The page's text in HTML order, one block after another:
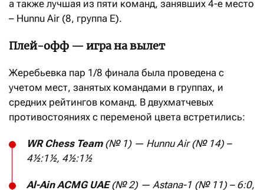
а также лучшая из пяти команд, занявших 4-е место
– Hunnu Air (8, группа E).
Плей-офф — игра на вылет
Жеребьевка пар 1/8 финала была проведена с
учетом мест, занятых командами в группах, и
средних рейтингов команд. В двухматчевых
противостояниях с переменой цвета встретились:
WR Chess Team(№ 1) — Hunnu Air (№ 14) –
4½:1½, 4½:1½
Al-Ain ACMG UAE(№ 2) — Astana-1 (№ 11) – 6:0,